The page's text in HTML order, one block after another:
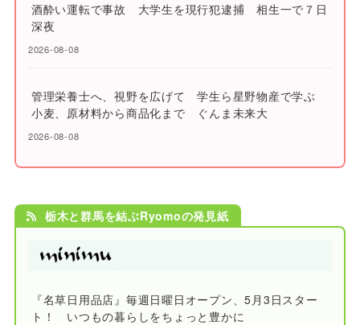
酒酔い運転で事故 大学生を現行犯逮捕 相生一で７日
深夜
2026-08-08
管理栄養士へ、視野を広げて 学生ら星野物産で学ぶ
小麦、原材料から商品化まで ぐんま未来大
2026-08-08
栃木と群馬を結ぶRyomoの発見紙
『名草日用品店』毎週日曜日オープン、5月3日スター
ト！ いつもの暮らしをちょっと豊かに